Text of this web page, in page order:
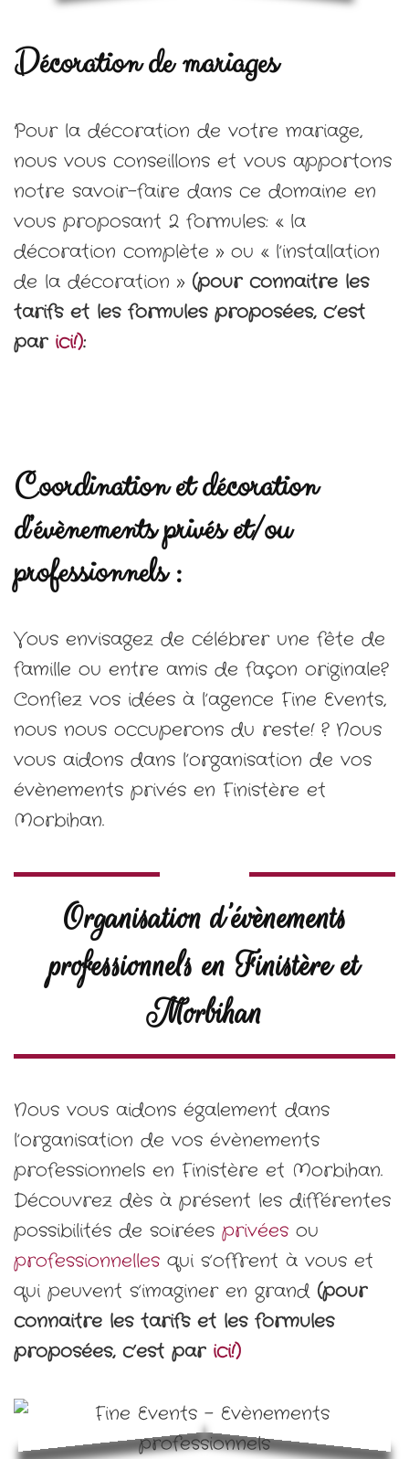
Décoration de mariages
Pour la décoration de votre mariage,
nous vous conseillons et vous apportons
notre savoir-faire dans ce domaine en
vous proposant 2 formules: « la
décoration complète » ou « l’installation
de la décoration » (pour connaitre les
tarifs et les formules proposées, c’est
par ici!):
Coordination et décoration
d’évènements privés et/ou
professionnels:
Vous envisagez de célébrer une fête de
famille ou entre amis de façon originale?
Confiez vos idées à l’agence Fine Events,
nous nous occuperons du reste! ? Nous
vous aidons dans l’organisation de vos
évènements privés en Finistère et
Morbihan.
Organisation d’évènements
professionnels en Finistère et
Morbihan
Nous vous aidons également dans
l’organisation de vos évènements
professionnels en Finistère et Morbihan.
Découvrez dès à présent les différentes
possibilités de soirées privées ou
professionnelles qui s’offrent à vous et
qui peuvent s’imaginer en grand (pour
connaitre les tarifs et les formules
proposées, c’est par ici!)